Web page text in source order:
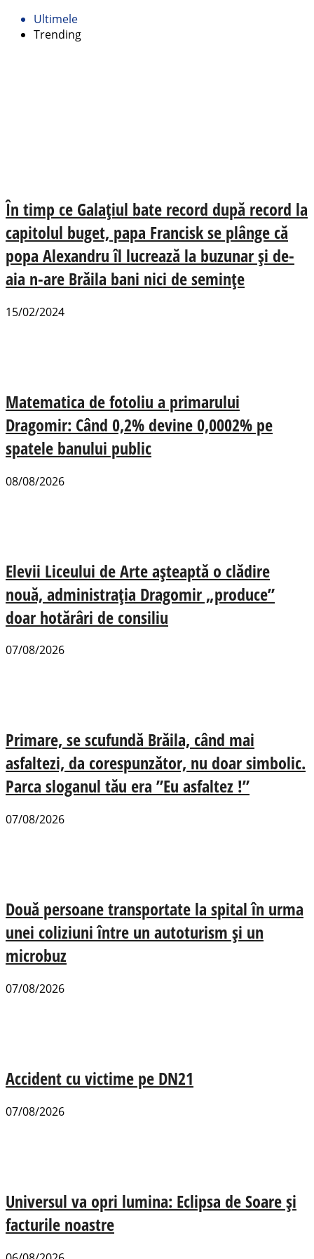
Ultimele
Trending
În timp ce Galațiul bate record după record la
capitolul buget, papa Francisk se plânge că
popa Alexandru îl lucrează la buzunar și de-
aia n-are Brăila bani nici de semințe
15/02/2024
Matematica de fotoliu a primarului
Dragomir: Când 0,2% devine 0,0002% pe
spatele banului public
08/08/2026
Elevii Liceului de Arte așteaptă o clădire
nouă, administrația Dragomir „produce”
doar hotărâri de consiliu
07/08/2026
Primare, se scufundă Brăila, când mai
asfaltezi, da corespunzător, nu doar simbolic.
Parca sloganul tău era ”Eu asfaltez !”
07/08/2026
Două persoane transportate la spital în urma
unei coliziuni între un autoturism și un
microbuz
07/08/2026
Accident cu victime pe DN21
07/08/2026
Universul va opri lumina: Eclipsa de Soare și
facturile noastre